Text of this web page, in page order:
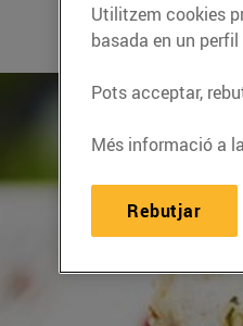
Utilitzem cookies
basada en un
Pots acceptar,
Més informació a la
Rebutjar